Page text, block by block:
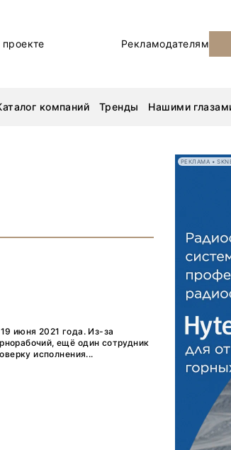
Рекламодателям
компаний Тренды Нашими
MiningWorld Russia
ДП Подкаст. Новый
Рудник 2025
MiningWorld Russia
Уголь России и
Рудник 2024 | Обзор
В помощь шахтёру
июня 2021 года. Из-за
ещё один сотрудник
исполнения...
РЕКЛАМА •